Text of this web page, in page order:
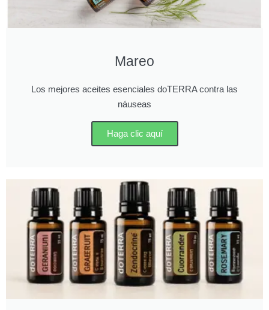
Mareo
Los mejores aceites esenciales doTERRA contra las
náuseas
Haga clic aquí